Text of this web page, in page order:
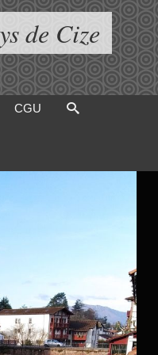
de Cize
CGU